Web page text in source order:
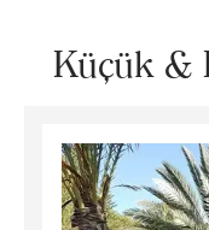
Küçük &